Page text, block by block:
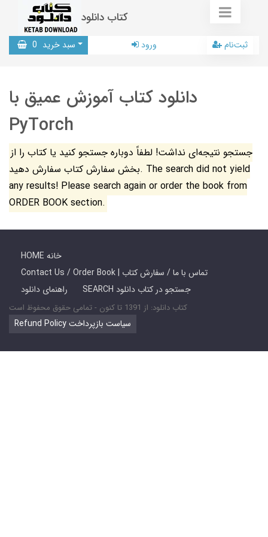
کتاب دانلود
سبد خرید 0 ورود ثبت‌نام
دانلود کتاب آموزش عمیق با
PyTorch
جستجو نتیجه‌ای نداشت! لطفاً دوباره جستجو کنید یا کتاب را از
بخش سفارش کتاب سفارش دهید. The search did not yield
any results! Please search again or order the book from
ORDER BOOK section.
HOME خانه
Contact Us / Order Book | تماس با ما / سفارش کتاب
راهنمای دانلود
SEARCH جستجو در کتاب دانلود
کتاب دانلود: از 1391 تا کنون - تمامی حقوق محفوظ است
Refund Policy سیاست بازپرداخت